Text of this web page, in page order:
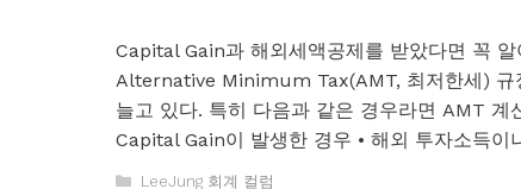
Capital Gain과 해외세액공제를 받았다면 꼭
Alternative Minimum Tax(AMT, 최저한세) 규
늘고 있다. 특히 다음과 같은 경우라면 AMT 계
Capital Gain이 발생한 경우 • 해외 투자소득
카
LeeJung 회계 컬럼